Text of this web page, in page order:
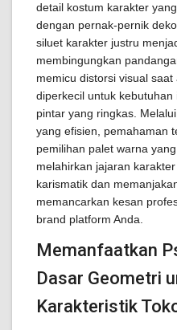
detail kostum karakter
dengan pernak-pernik
siluet karakter justru
membingungkan
memicu distorsi visual
diperkecil untuk
pintar yang ringkas.
yang efisien, pemahaman
pemilihan palet warna
melahirkan jajaran
karismatik dan
memancarkan kesan
brand platform Anda.
Memanfaatkan
Dasar Geometri
Karakteristik